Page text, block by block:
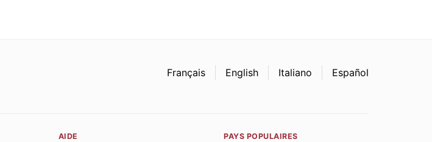
Français English Italiano Español
AIDE PAYS POPULAIRES